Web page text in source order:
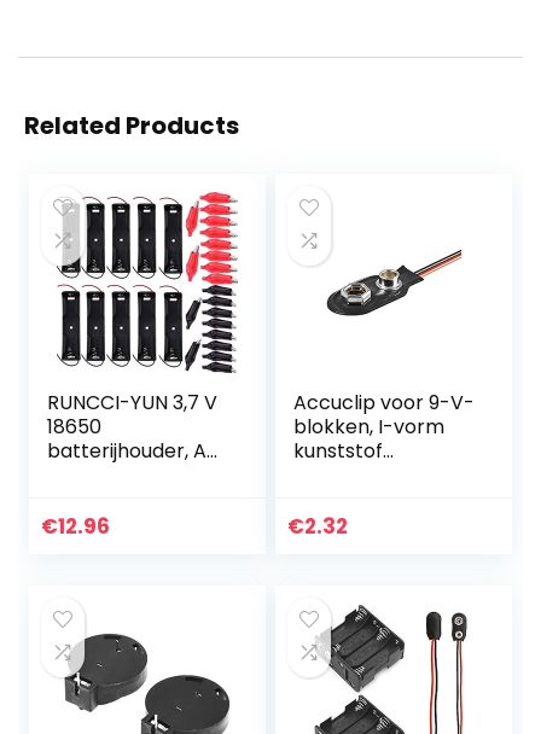
Related Products
RUNCCI-YUN 3,7 V
18650
batterijhouder, AA
kunststof
€12.96
Accuclip voor 9-V-
blokken, I-vorm
kunststof
€2.32